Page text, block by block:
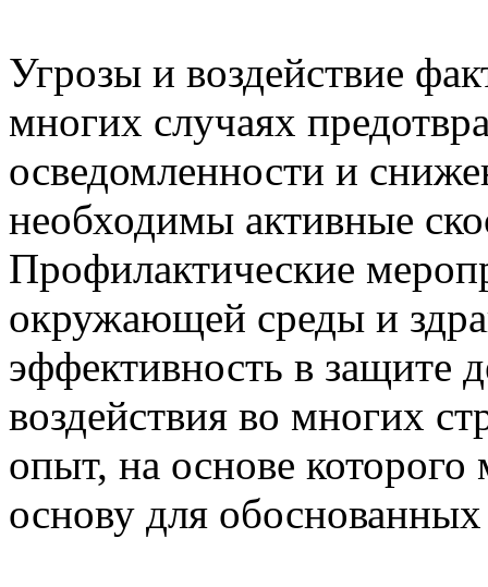
Угрозы и воздействие
многих случаях
осведомленности и
необходимы активные
Профилактические
окружающей среды и
эффективность в защите
воздействия во многих
опыт, на основе
основу для